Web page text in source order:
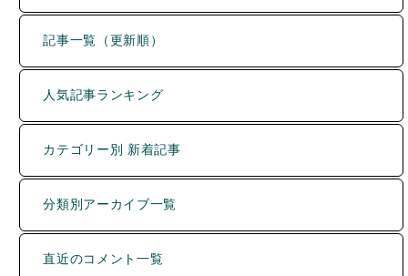
記事一覧（更新順）
人気記事ランキング
カテゴリー別 新着記事
分類別アーカイブ一覧
直近のコメント一覧